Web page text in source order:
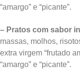
“amargo” e “picante”.
– Pratos com sabor
massas, molhos,
extra virgem “frutado
“amargo” e “picante”.